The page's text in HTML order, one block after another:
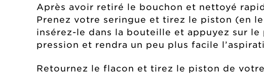
Après avoir retiré le bouchon et nettoyé
Prenez votre seringue et tirez le piston (en
insérez-le dans la bouteille et appuyez sur
pression et rendra un peu plus facile
Retournez le flacon et tirez le piston de